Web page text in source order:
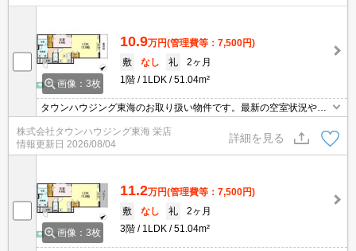
画像：3枚
10.9万円(管理費等：7,500円)
敷
なし 礼
2ヶ月
1階
1LDK 51.04m²
タウンハウジング東海のお取り扱い物件です。最新の空室状況やの
詳細などお気軽にお問い合わせ下さい。
株式会社タウンハウジング東海 栄店
情報更新日 2026/08/04
詳細を見る
画像：3枚
11.2万円(管理費等：7,500円)
敷
なし 礼
2ヶ月
3階
1LDK 51.04m²